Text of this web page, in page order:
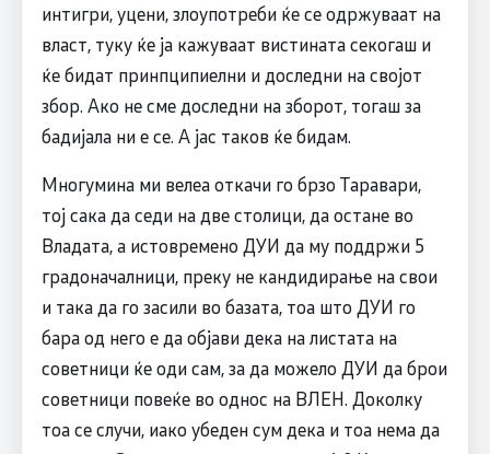
интигри, уцени, злоупотреби ќе се одржуваат на
власт, туку ќе ја кажуваат вистината секогаш и
ќе бидат принпципиелни и доследни на својот
збор. Ако не сме доследни на зборот, тогаш за
бадијала ни е се. А јас таков ќе бидам.
Многумина ми велеа откачи го брзо Таравари,
тој сака да седи на две столици, да остане во
Владата, а истовремено ДУИ да му поддржи 5
градоначалници, преку не кандидирање на свои
и така да го засили во базата, тоа што ДУИ го
бара од него е да објави дека на листата на
советници ќе оди сам, за да можело ДУИ да брои
советници повеќе во однос на ВЛЕН. Доколку
тоа се случи, иако убеден сум дека и тоа нема да